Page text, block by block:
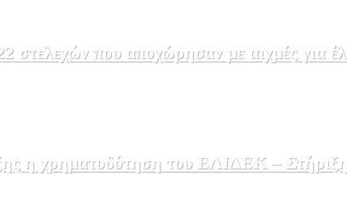
που αποχώρησαν με αιχμές για
η χρηματοδότηση του ΕΛΙΔΕΚ – Στήριξη